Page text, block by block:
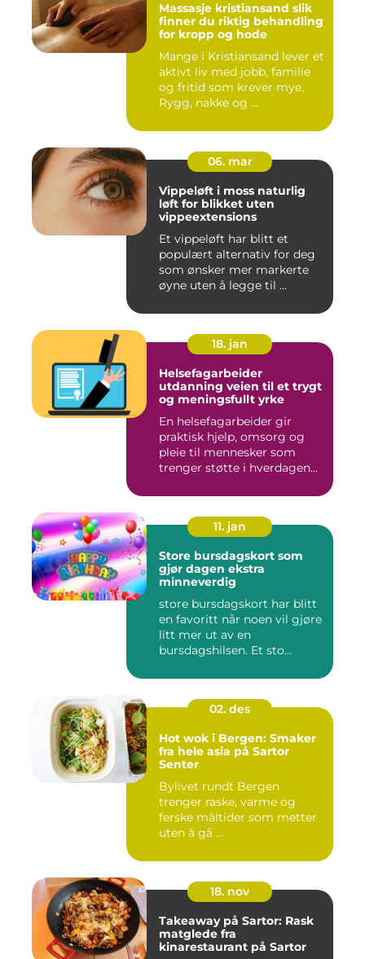
Massasje kristiansand slik
finner du riktig behandling
for kropp og hode
Mange i Kristiansand lever et
aktivt liv med jobb, familie
og fritid som krever mye.
Rygg, nakke og ...
06. mar
Vippeløft i moss naturlig
løft for blikket uten
vippeextensions
Et vippeløft har blitt et
populært alternativ for deg
som ønsker mer markerte
øyne uten å legge til ...
18. jan
Helsefagarbeider
utdanning veien til et trygt
og meningsfullt yrke
En helsefagarbeider gir
praktisk hjelp, omsorg og
pleie til mennesker som
trenger støtte i hverdagen...
11. jan
Store bursdagskort som
gjør dagen ekstra
minneverdig
store bursdagskort har blitt
en favoritt når noen vil gjøre
litt mer ut av en
bursdagshilsen. Et sto...
02. des
Hot wok i Bergen: Smaker
fra hele asia på Sartor
Senter
Bylivet rundt Bergen
trenger raske, varme og
ferske måltider som metter
uten å gå ...
18. nov
Takeaway på Sartor: Rask
matglede fra
kinarestaurant på Sartor